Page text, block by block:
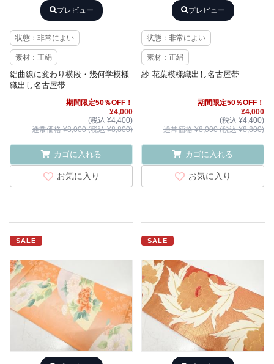
プレビュー
状態：非常によい
素材：正絹
絽曲線に変わり横段・幾何学模様
織出し名古屋帯
期間限定50％OFF！
¥4,000
(税込 ¥4,400)
通常価格 ¥8,000 (税込 ¥8,800)
カゴに入れる
お気に入り
プレビュー
状態：非常によい
素材：正絹
紗 花葉模様織出し名古屋帯
期間限定50％OFF！
¥4,000
(税込 ¥4,400)
通常価格 ¥8,000 (税込 ¥8,800)
カゴに入れる
お気に入り
SALE SALE